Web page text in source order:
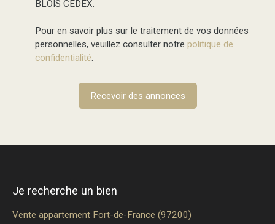
BLOIS CEDEX.
Pour en savoir plus sur le traitement de vos données
personnelles, veuillez consulter notre politique de
confidentialité.
Recevoir des annonces
Je recherche un bien
Vente appartement Fort-de-France (97200)